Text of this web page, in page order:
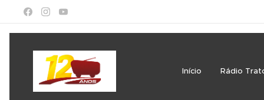
Início Rádio